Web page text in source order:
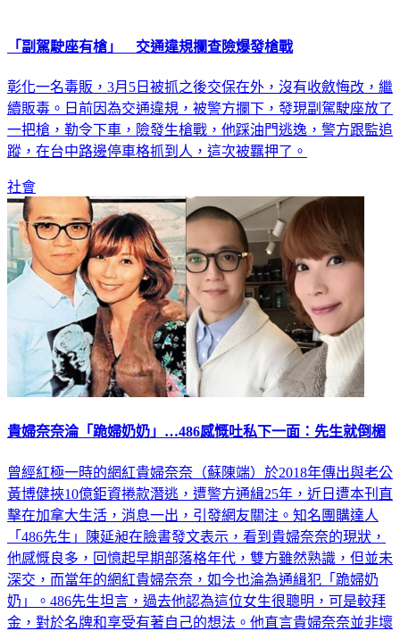
彰化一名毒販，3月5日被抓之後交保在外，沒有收斂悔改，繼
續販毒。日前因為交通違規，被警方攔下，發現副駕駛座放了
一把槍，勒令下車，險發生槍戰，他踩油門逃逸，警方跟監追
社會
曾經紅極一時的網紅貴婦奈奈（蘇陳端）於2018年傳出與老公
黃博健挾10億鉅資捲款潛逃，遭警方通緝25年，近日遭本刊直
擊在加拿大生活，消息一出，引發網友關注。知名團購達人
「486先生」陳延昶在臉書發文表示，看到貴婦奈奈的現狀，
他感慨良多，回憶起早期部落格年代，雙方雖然熟識，但並未
深交，而當年的網紅貴婦奈奈，如今也淪為通緝犯「跪婦奶
奶」。486先生坦言，過去他認為這位女生很聰明，可是較拜